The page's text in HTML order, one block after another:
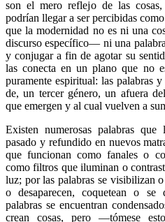
son el mero reflejo de las
podrían llegar a ser percibidas
que la modernidad no es ni una
discurso específico— ni una
y conjugar a fin de agotar su
las conecta en un plano que no
puramente espiritual: las palabras
de, un tercer género, un afuera
que emergen y al cual vuelven a
Existen numerosas palabras
pasado y refundido en nuevos
que funcionan como fanales o
como filtros que iluminan o
luz; por las palabras se visibilizan
o desaparecen, coquetean o se
palabras se encuentran
crean cosas, pero —tómese